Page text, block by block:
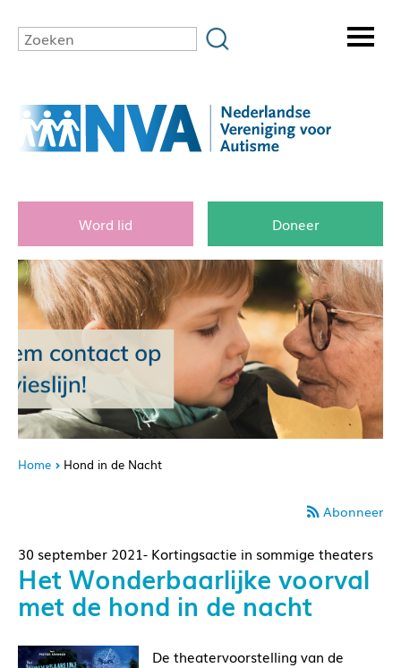
Word lid Doneer
Home Hond in de Nacht
Abonneer
30 september 2021- Kortingsactie in sommige theaters
Het Wonderbaarlijke voorval
met de hond in de nacht
De theatervoorstelling van de